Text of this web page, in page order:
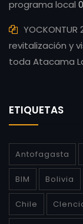
programa local
revitalización y
toda Atacama
ETIQUETAS
Antofagasta
BIM Bolivia
Chile